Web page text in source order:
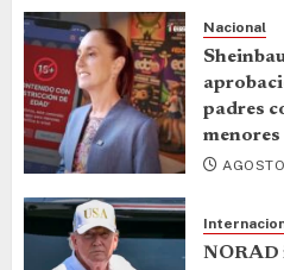
Nacional
padres
menores
NORAD